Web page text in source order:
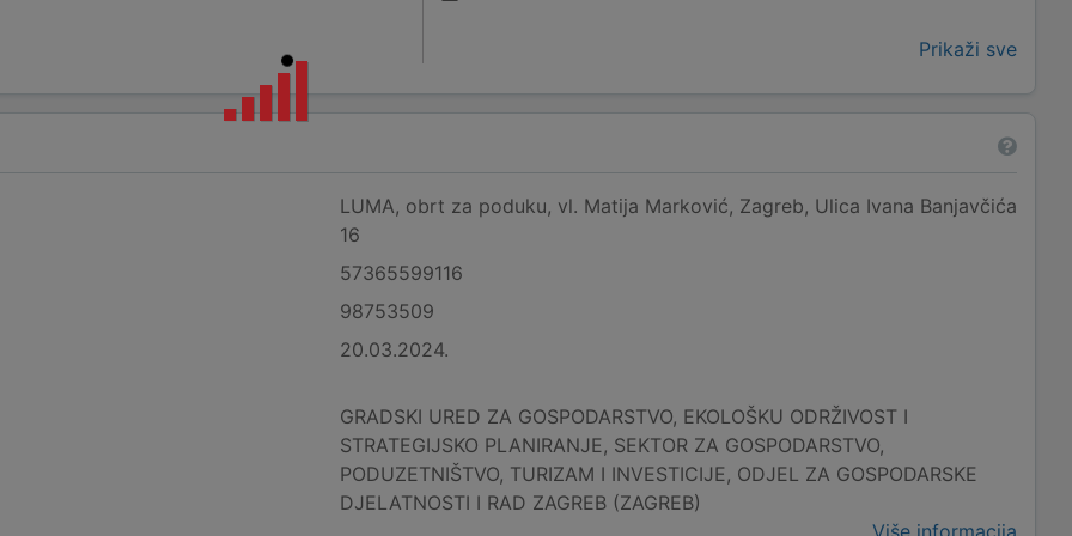
Prikaži sve
LUMA, obrt za poduku, vl. Matija Marković, Zagreb, Ulica Ivana Banjavčića
16
57365599116
98753509
20.03.2024.
GRADSKI URED ZA GOSPODARSTVO, EKOLOŠKU ODRŽIVOST I
STRATEGIJSKO PLANIRANJE, SEKTOR ZA GOSPODARSTVO,
PODUZETNIŠTVO, TURIZAM I INVESTICIJE, ODJEL ZA GOSPODARSKE
DJELATNOSTI I RAD ZAGREB (ZAGREB)
Više informacija